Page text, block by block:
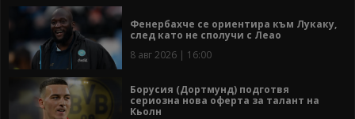
Фенербахче се ориентира към Лукаку,
след като не сполучи с Леао
8 авг 2026 | 16:00
Борусия (Дортмунд) подготвя
сериозна нова оферта за талант на
Кьолн